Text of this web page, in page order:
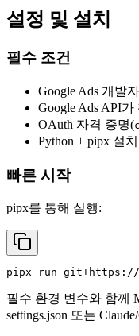
설정 및 설치
필수 조건
Google Ads 개발
Google Ads API
OAuth 자격 증명(
Python + pipx 설치
빠른 시작
pipx를 통해 실행:
필수 환경 변수와 함께
settings.json 또는